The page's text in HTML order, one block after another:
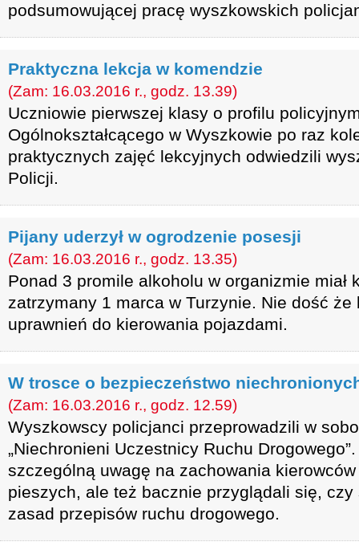
podsumowującej pracę wyszkowskich
Praktyczna lekcja w komendzie
(Zam: 16.03.2016 r., godz. 13.39)
Uczniowie pierwszej klasy o profilu
Ogólnokształcącego w Wyszkowie po raz
praktycznych zajęć lekcyjnych odwiedzili
Policji.
Pijany uderzył w ogrodzenie posesji
(Zam: 16.03.2016 r., godz. 13.35)
Ponad 3 promile alkoholu w organizmie miał
zatrzymany 1 marca w Turzynie. Nie dość że
uprawnień do kierowania pojazdami.
W trosce o bezpieczeństwo
(Zam: 16.03.2016 r., godz. 12.59)
Wyszkowscy policjanci przeprowadzili w
„Niechronieni Uczestnicy Ruchu
szczególną uwagę na zachowania
pieszych, ale też bacznie przyglądali się, czy
zasad przepisów ruchu drogowego.